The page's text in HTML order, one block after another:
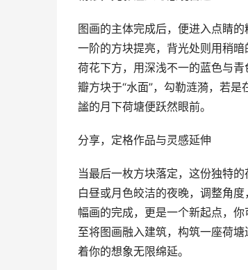
图画的主体完成后，便进入点睛
一阶的方块提亮，背光处则用稍
荷花下方，用深浅不一的蓝色与
瓣方块于“水面”，勾勒涟漪，若
謐的月下荷塘便跃然眼前。
分享，定格作品与灵感延伸
当最后一枚方块落定，这份独特
白昼或月色皎洁的夜晚，调整角
幅画的完成，更是一个新起点，
至将图画融入建筑，构筑一座荷
着你的想象无限绵延。